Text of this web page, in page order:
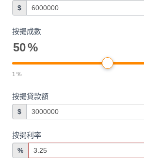
$
按揭成數
50%
1 %
按揭貸款額
$
按揭利率
%